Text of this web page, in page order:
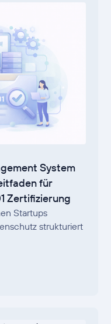
System
für
Zertifizierung
Startups
strukturiert